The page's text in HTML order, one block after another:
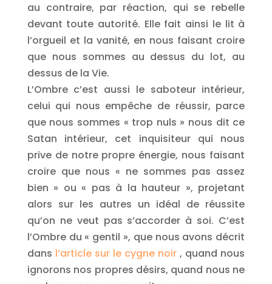
au contraire, par réaction, qui se rebelle
devant toute autorité. Elle fait ainsi le lit à
l’orgueil et la vanité, en nous faisant croire
que nous sommes au dessus du lot, au
dessus de la Vie.
L’Ombre c’est aussi le saboteur intérieur,
celui qui nous empêche de réussir, parce
que nous sommes « trop nuls » nous dit ce
Satan intérieur, cet inquisiteur qui nous
prive de notre propre énergie, nous faisant
croire que nous « ne sommes pas assez
bien » ou « pas à la hauteur », projetant
alors sur les autres un idéal de réussite
qu’on ne veut pas s’accorder à soi. C’est
l’Ombre du « gentil », que nous avons décrit
dans l’article sur le cygne noir , quand nous
ignorons nos propres désirs, quand nous ne